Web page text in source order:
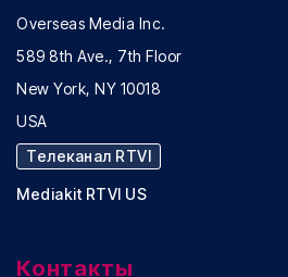
Overseas Media Inc.
589 8th Ave., 7th Floor
New York, NY 10018
USA
Телеканал RTVI
Mediakit RTVI US
Контакты